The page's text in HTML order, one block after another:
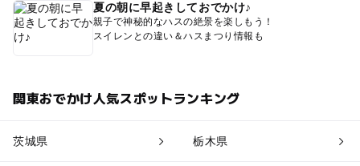
夏の朝に早起きしておでかけ♪
親子で神秘的なハスの絶景を楽しもう！
スイレンとの違い＆ハスまつり情報も
関東おでかけ人気スポットランキング
茨城県 栃木県